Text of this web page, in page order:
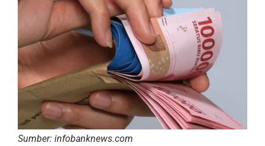
Sumber: infobanknews.com